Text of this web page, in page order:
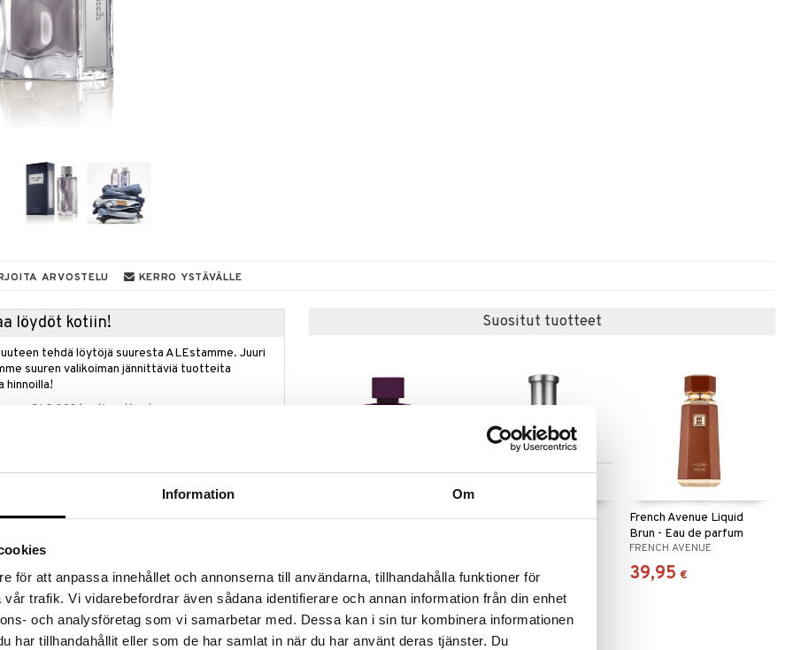
Information Om
för att anpassa innehållet och annonserna till användarna, tillhandahålla funktioner för
trafik. Vi vidarebefordrar även sådana identifierare och annan information från din enhet
och analysföretag som vi samarbetar med. Dessa kan i sin tur kombinera informationen
har tillhandahållit eller som de har samlat in när du har använt deras tjänster. Du
ARVOSTELU KERRO YSTÄVÄLLE
löydöt kotiin!
tehdä löytöjä suuresta ALEstamme. Juuri
suuren valikoiman jännittäviä tuotteita
hinnoilla!
31.8.2026 asti mutta ole nopea -
tote bag kaupan päälle
& Fitchlta!
tahansa Abercrombie & Fitchin tuoksu ja saat
uskomattoman grand tote -laukun, arvoltaan
34 x 16 cm
automaattisesti kassalle.
tuotteita riittää.
Suositut tuotteet
French Avenue After
31,95 €
Saatavana useana
Boss Bottled - Eau de
alk.56,95
French Avenue Liquid
Brun - Eau de parfum
FRENCH AVENUE
39,95 €